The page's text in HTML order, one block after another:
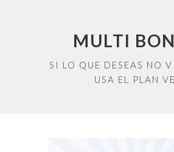
MULTI
SI LO QUE DESEAS NO
USA EL PLAN